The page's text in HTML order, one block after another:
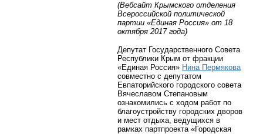
(Вебсайт Крымского отделения
Всероссийской политической
партии «Единая Россия» от 18
октября 2017 года)
Депутат Государственного Совета
Республики Крым от фракции
«Единая Россия» Нина Пермякова
совместно с депутатом
Евпаторийского городского совета
Вячеславом Степановым
ознакомились с ходом работ по
благоустройству городских дворов
и мест отдыха, ведущихся в
рамках партпроекта «Городская